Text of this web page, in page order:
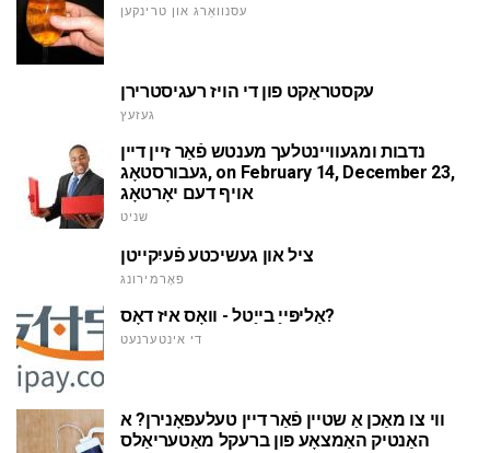
עסנוואַרג און טרינקען
עקסטראַקט פון די הויז רעגיסטרירן
געזעץ
נדבות ומגעוויינטלעך מענטש פֿאַר זיין דיין
געבורסטאָג, on February 14, December 23,
אויף דעם יאָרטאָג
שניט
ציל און געשיכטע פֿעיִקייטן
פאָרמירונג
אַליפּייַ בייַטל - וואָס איז דאָס?
די אינטערנעט
ווי צו מאַכן אַ שטיין פֿאַר דיין טעלעפאָנירן? א
האַנטיק האַמצאָע פון ברעקל מאַטעריאַלס